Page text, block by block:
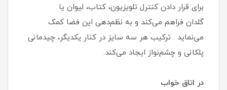
برای قرار دادن کنترل تلویزیون، کتاب، لیوان یا
گلدان فراهم می‌کند و به نظم‌دهی این فضا کمک
می‌نماید . ترکیب هر سه سایز در کنار یکدیگر، چیدمانی
پلکانی و چشم‌نواز ایجاد می‌کند.
در اتاق خواب